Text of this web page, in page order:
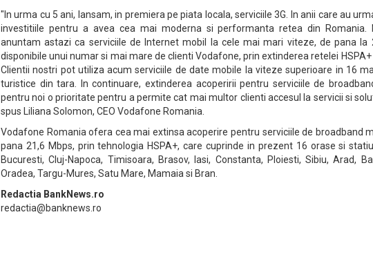
"In urma cu 5 ani, lansam, in premiera pe piata locala, serviciile 3G. In anii care au
investitiile pentru a avea cea mai moderna si performanta retea din Romania.
anuntam astazi ca serviciile de Internet mobil la cele mai mari viteze, de pana la
disponibile unui numar si mai mare de clienti Vodafone, prin extinderea retelei HSPA+
Clientii nostri pot utiliza acum serviciile de date mobile la viteze superioare in 16
turistice din tara. In continuare, extinderea acoperirii pentru serviciile de
pentru noi o prioritate pentru a permite cat mai multor clienti accesul la servicii si
spus Liliana Solomon, CEO Vodafone Romania.
Vodafone Romania ofera cea mai extinsa acoperire pentru serviciile de broadband
pana 21,6 Mbps, prin tehnologia HSPA+, care cuprinde in prezent 16 orase si
Bucuresti, Cluj-Napoca, Timisoara, Brasov, Iasi, Constanta, Ploiesti, Sibiu, Arad,
Oradea, Targu-Mures, Satu Mare, Mamaia si Bran.
Redactia BankNews.ro
redactia@banknews.ro